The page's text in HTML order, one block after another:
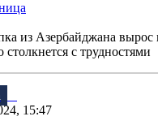
из Азербайджана вырос
столкнется с трудностями
15:47